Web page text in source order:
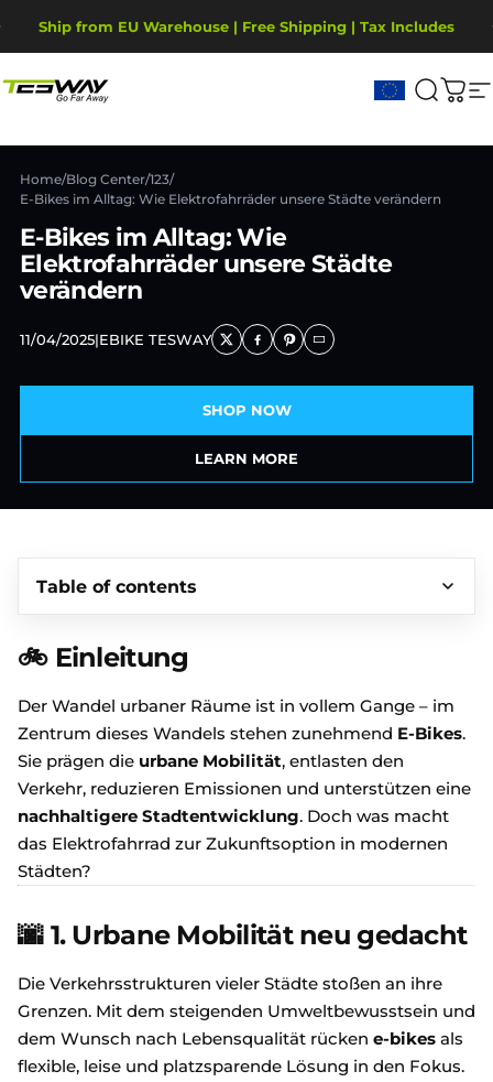
Ship from EU Warehouse | Free Shipping | Tax Includes
2-Year Warranty, covering motor, battery, display.
Tesway EU
Home/Blog Center/123/
E-Bikes im Alltag: Wie Elektrofahrräder unsere Städte verändern
E-Bikes im Alltag: Wie
Elektrofahrräder unsere Städte
verändern
11/04/2025|EBIKE TESWAY
SHOP NOW
LEARN MORE
Table of contents
🚲 Einleitung
Der Wandel urbaner Räume ist in vollem Gange – im
Zentrum dieses Wandels stehen zunehmend E-Bikes.
Sie prägen die urbane Mobilität, entlasten den
Verkehr, reduzieren Emissionen und unterstützen eine
nachhaltigere Stadtentwicklung. Doch was macht
das Elektrofahrrad zur Zukunftsoption in modernen
Städten?
🌆 1. Urbane Mobilität neu gedacht
Die Verkehrsstrukturen vieler Städte stoßen an ihre
Grenzen. Mit dem steigenden Umweltbewusstsein und
dem Wunsch nach Lebensqualität rücken e-bikes als
flexible, leise und platzsparende Lösung in den Fokus.